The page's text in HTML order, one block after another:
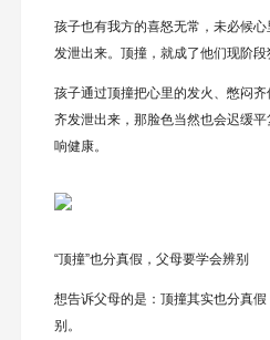
孩子也有我方的喜怒无常，未必候
发泄出来。顶撞，就成了他们现阶段
孩子通过顶撞把心里的发火、憋闷
齐发泄出来，那脸色当然也会迟缓
响健康。
“顶撞”也分真假，父母要学会辨别
想告诉父母的是：顶撞其实也分真
别。